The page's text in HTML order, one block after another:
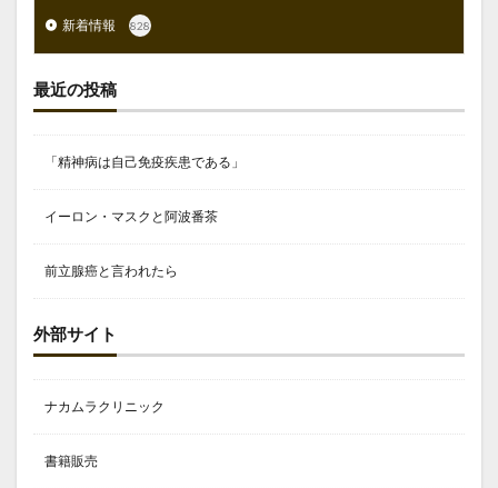
新着情報 828
最近の投稿
「精神病は自己免疫疾患である」
イーロン・マスクと阿波番茶
前立腺癌と言われたら
外部サイト
ナカムラクリニック
書籍販売